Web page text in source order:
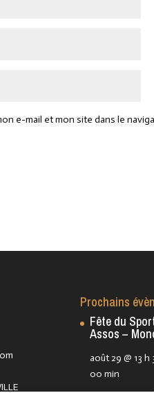
e-mail et mon site dans le
Prochains
Fête du
Assos –
août 29 @ 13 h
00 min